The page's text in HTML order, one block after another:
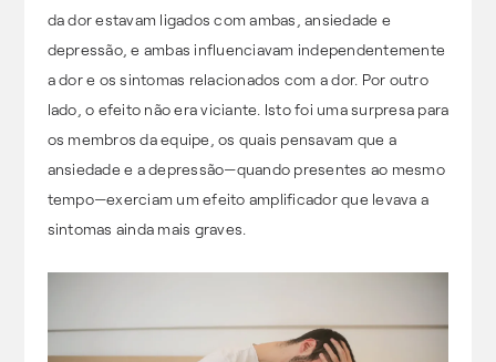
da dor estavam ligados com ambas, ansiedade e
depressão, e ambas influenciavam independentemente
a dor e os sintomas relacionados com a dor. Por outro
lado, o efeito não era viciante. Isto foi uma surpresa para
os membros da equipe, os quais pensavam que a
ansiedade e a depressão—quando presentes ao mesmo
tempo—exerciam um efeito amplificador que levava a
sintomas ainda mais graves.